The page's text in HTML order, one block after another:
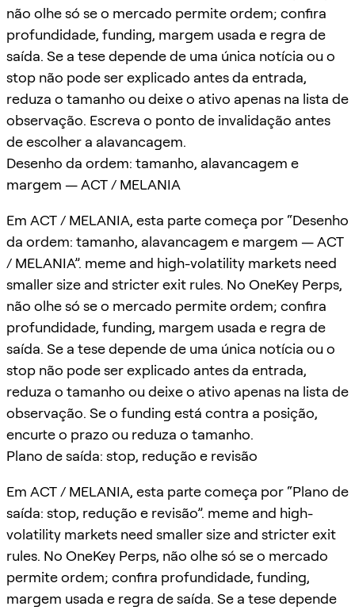
não olhe só se o mercado permite ordem; confira
profundidade, funding, margem usada e regra de
saída. Se a tese depende de uma única notícia ou o
stop não pode ser explicado antes da entrada,
reduza o tamanho ou deixe o ativo apenas na lista de
observação. Escreva o ponto de invalidação antes
de escolher a alavancagem.
Desenho da ordem: tamanho, alavancagem e
margem — ACT / MELANIA
Em ACT / MELANIA, esta parte começa por “Desenho
da ordem: tamanho, alavancagem e margem — ACT
/ MELANIA”. meme and high-volatility markets need
smaller size and stricter exit rules. No OneKey Perps,
não olhe só se o mercado permite ordem; confira
profundidade, funding, margem usada e regra de
saída. Se a tese depende de uma única notícia ou o
stop não pode ser explicado antes da entrada,
reduza o tamanho ou deixe o ativo apenas na lista de
observação. Se o funding está contra a posição,
encurte o prazo ou reduza o tamanho.
Plano de saída: stop, redução e revisão
Em ACT / MELANIA, esta parte começa por “Plano de
saída: stop, redução e revisão”. meme and high-
volatility markets need smaller size and stricter exit
rules. No OneKey Perps, não olhe só se o mercado
permite ordem; confira profundidade, funding,
margem usada e regra de saída. Se a tese depende